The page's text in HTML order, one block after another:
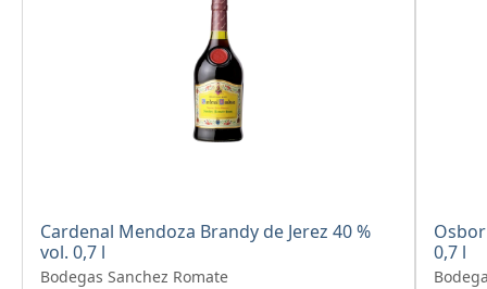
Cardenal Mendoza Brandy de Jerez 40 %
vol. 0,7 l
Bodegas Sanchez Romate
0,7 l